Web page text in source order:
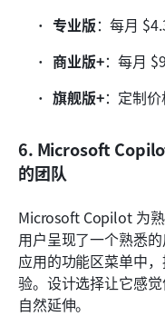
专业版：每月
商业版+：每月 $9
旗舰版+：定制
6. Microsoft
的团队
Microsoft Copilot 为
用户呈现了一个熟悉
应用的功能区菜单中
验。设计选择让它感
自然延伸。